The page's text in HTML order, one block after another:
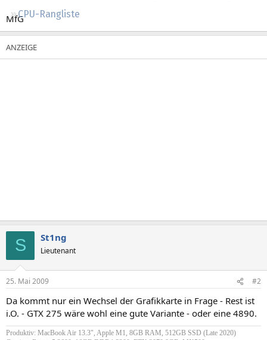
CPU-Rangliste
MfG
S St1ng
Lieutenant
25. Mai 2009 #2
Da kommt nur ein Wechsel der Grafikkarte in Frage - Rest ist
i.O. - GTX 275 wäre wohl eine gute Variante - oder eine 4890.
Produktiv: MacBook Air 13.3", Apple M1, 8GB RAM, 512GB SSD (Late 2020)